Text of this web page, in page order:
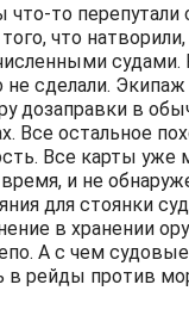
то перепутали
что
судами.
не сделали.
дозаправки в
Все остальное
Все карты уже
и не
для стоянки
в хранении
А с чем
рейды против